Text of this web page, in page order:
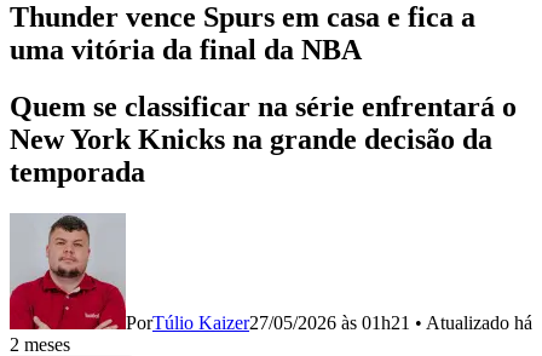
Thunder vence Spurs em casa e fica a
uma vitória da final da NBA
Quem se classificar na série enfrentará o
New York Knicks na grande decisão da
temporada
PorTúlio Kaizer27/05/2026 às 01h21 • Atualizado há
2 meses